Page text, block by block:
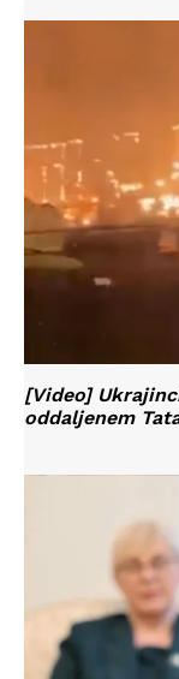
[Video]
oddaljenem